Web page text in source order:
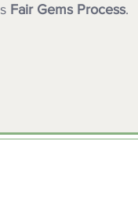
Fair Gems Process.